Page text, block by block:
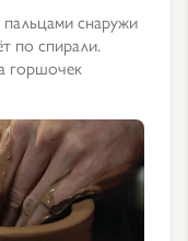
пальцами снаружи
по спирали.
горшочек